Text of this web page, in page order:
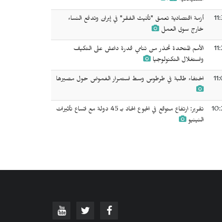
أزمة اقتصادية تعمق "تأنيث الفقر" في إيران وتدفع النساء
خارج سوق العمل
الأمم المتحدة تحذر من تنامي قدرة داعش على التكيف
واستغلال التكنولوجيا
اختفاء طالبة في طرطوس وسط استمرار الغموض حول مصيرها
تقرير: ارتفاع متوقع في الجوع الحاد بـ 45 دولة مع اتساع تأثيرات
النينيو